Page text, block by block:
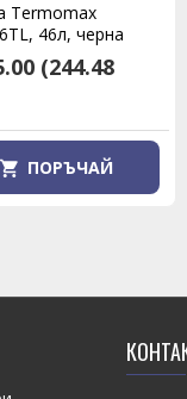
Muhler
стоящ,
лебедка, бял,
ПОРЪЧАЙ
Termomax
46л, черна
(244.48
ПОРЪЧАЙ